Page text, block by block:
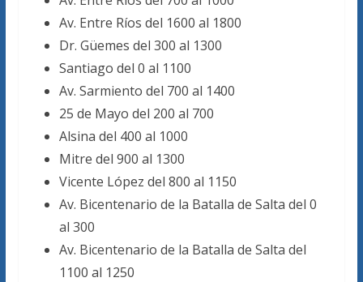
Av. Entre Ríos del 1600 al 1800
Dr. Güemes del 300 al 1300
Santiago del 0 al 1100
Av. Sarmiento del 700 al 1400
25 de Mayo del 200 al 700
Alsina del 400 al 1000
Mitre del 900 al 1300
Vicente López del 800 al 1150
Av. Bicentenario de la Batalla de Salta del 0
al 300
Av. Bicentenario de la Batalla de Salta del
1100 al 1250